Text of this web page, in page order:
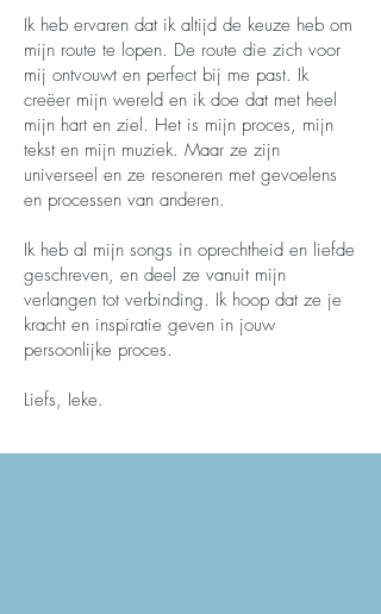
Ik heb ervaren dat ik altijd de keuze heb om
mijn route te lopen. De route die zich voor
mij ontvouwt en perfect bij me past. Ik
creëer mijn wereld en ik doe dat met heel
mijn hart en ziel. Het is mijn proces, mijn
tekst en mijn muziek. Maar ze zijn
universeel en ze resoneren met gevoelens
en processen van anderen.
Ik heb al mijn songs in oprechtheid en liefde
geschreven, en deel ze vanuit mijn
verlangen tot verbinding. Ik hoop dat ze je
kracht en inspiratie geven in jouw
persoonlijke proces.
Liefs, Ieke.